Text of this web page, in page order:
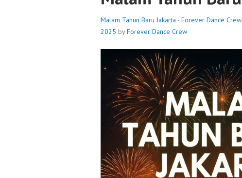
Malam Tahun Baru Jakarta - Forever Dance Crew
2025 byForever Dance Crew